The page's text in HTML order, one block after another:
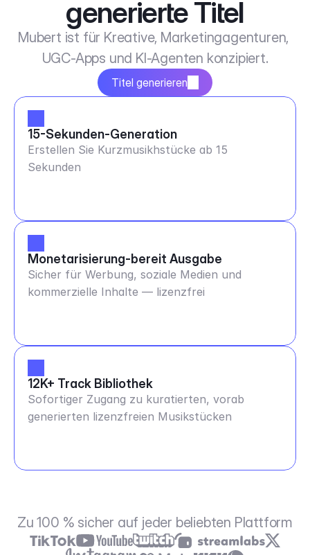
generierte Titel
Mubert ist für Kreative, Marketingagenturen,
UGC-Apps und KI-Agenten konzipiert.
Titel generieren
15-Sekunden-Generation
Erstellen Sie Kurzmusikhstücke ab 15
Sekunden
Monetarisierung-bereit Ausgabe
Sicher für Werbung, soziale Medien und
kommerzielle Inhalte — lizenzfrei
12K+ Track Bibliothek
Sofortiger Zugang zu kuratierten, vorab
generierten lizenzfreien Musikstücken
Zu 100 % sicher auf jeder beliebten Plattform